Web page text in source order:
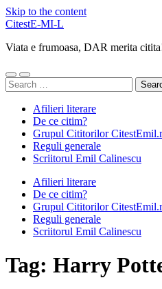
Skip to the content
CitestE-MI-L
Viata e frumoasa, DAR merita
Toggle
mobile
Toggle
search
Search
for:
Afilieri literare
De ce citim?
Grupul Cititorilor
Reguli generale
Scriitorul Emil Calinescu
Afilieri literare
De ce citim?
Grupul Cititorilor
Reguli generale
Scriitorul Emil Calinescu
Tag: Harry